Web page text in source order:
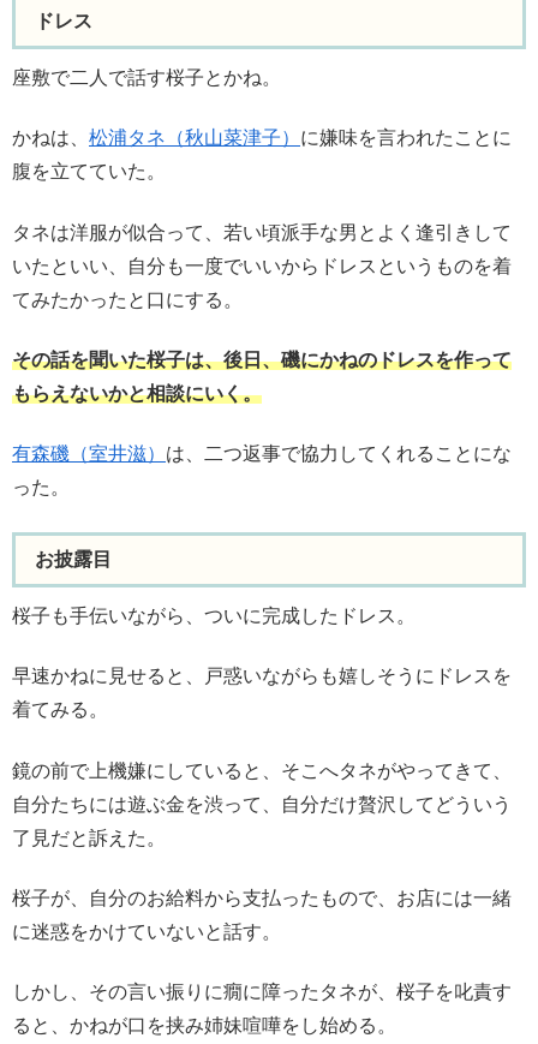
ドレス
座敷で二人で話す桜子とかね。
かねは、 松浦タネ（秋山菜津子） に嫌味を言われたことに
腹を立てていた。
タネは洋服が似合って、若い頃派手な男とよく逢引きして
いたといい、自分も一度でいいからドレスというものを着
てみたかったと口にする。
その話を聞いた桜子は、後日、磯にかねのドレスを作って
もらえないかと相談にいく。
有森磯（室井滋） は、二つ返事で協力してくれることにな
った。
お披露目
桜子も手伝いながら、ついに完成したドレス。
早速かねに見せると、戸惑いながらも嬉しそうにドレスを
着てみる。
鏡の前で上機嫌にしていると、そこへタネがやってきて、
自分たちには遊ぶ金を渋って、自分だけ贅沢してどういう
了見だと訴えた。
桜子が、自分のお給料から支払ったもので、お店には一緒
に迷惑をかけていないと話す。
しかし、その言い振りに癇に障ったタネが、桜子を叱責す
ると、かねが口を挟み姉妹喧嘩をし始める。